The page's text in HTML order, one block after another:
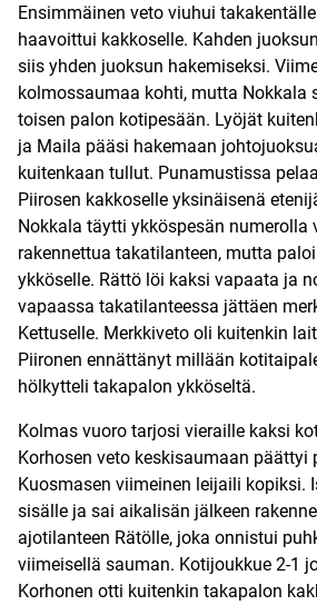
Ensimmäinen veto viuhui
haavoittui kakkoselle. Kahden
siis yhden juoksun hakemiseksi.
kolmossaumaa kohti, mutta Nokkala
toisen palon kotipesään. Lyöjät
ja Maila pääsi hakemaan
kuitenkaan tullut. Punamustissa
Piirosen kakkoselle yksinäisenä
Nokkala täytti ykköspesän numerolla
rakennettua takatilanteen, mutta
ykköselle. Rättö löi kaksi vapaata ja
vapaassa takatilanteessa jättäen
Kettuselle. Merkkiveto oli kuitenkin
Piironen ennättänyt millään
hölkytteli takapalon ykköseltä.
Kolmas vuoro tarjosi vieraille kaksi
Korhosen veto keskisaumaan päättyi
Kuosmasen viimeinen leijaili kopiksi.
sisälle ja sai aikalisän jälkeen
ajotilanteen Rätölle, joka onnistui
viimeisellä sauman. Kotijoukkue 2-1
Korhonen otti kuitenkin takapalon